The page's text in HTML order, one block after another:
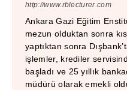
http://www.rblecturer.com
Ankara Gazi Eğitim
mezun olduktan sonra
yaptıktan sonra
işlemler, krediler
başladı ve 25 yıllık
müdürü olarak emekli